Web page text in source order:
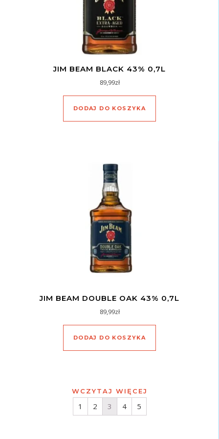
JIM BEAM BLACK 43% 0,7L
89,99zł
DODAJ DO KOSZYKA
JIM BEAM DOUBLE OAK 43% 0,7L
89,99zł
DODAJ DO KOSZYKA
WCZYTAJ WIĘCEJ
1 2 3 4 5